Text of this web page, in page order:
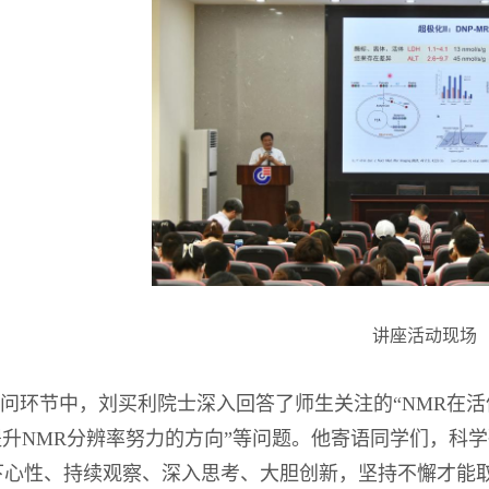
讲座活动现场
环节中，刘买利院士深入回答了师生关注的“NMR在
升NMR分辨率努力的方向”等问题。他寄语同学们，科
心性、持续观察、深入思考、大胆创新，坚持不懈才能